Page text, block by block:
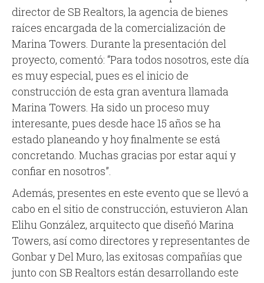
director de SB Realtors, la agencia de bienes
raíces encargada de la comercialización de
Marina Towers. Durante la presentación del
proyecto, comentó: “Para todos nosotros, este día
es muy especial, pues es el inicio de
construcción de esta gran aventura llamada
Marina Towers. Ha sido un proceso muy
interesante, pues desde hace 15 años se ha
estado planeando y hoy finalmente se está
concretando. Muchas gracias por estar aquí y
confiar en nosotros”.
Además, presentes en este evento que se llevó a
cabo en el sitio de construcción, estuvieron Alan
Elihu González, arquitecto que diseñó Marina
Towers, así como directores y representantes de
Gonbar y Del Muro, las exitosas compañías que
junto con SB Realtors están desarrollando este